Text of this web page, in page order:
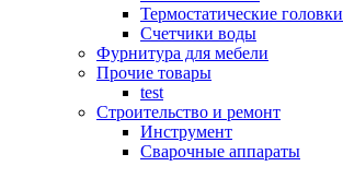
Термоcтатические головки
Счетчики воды
Фурнитура для мебели
Прочие товары
test
Строительство и ремонт
Инструмент
Сварочные аппараты